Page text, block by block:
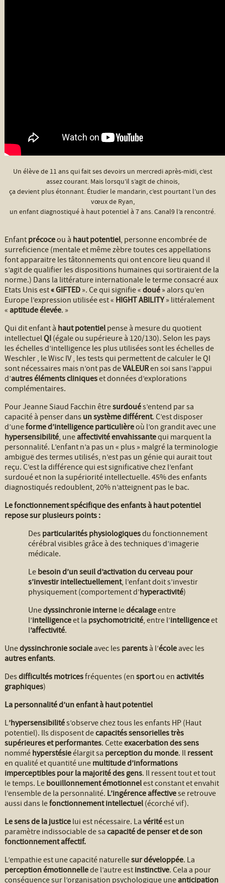
Un élève de 11 ans qui fait ses devoirs un mercredi après-midi, c’est
assez courant. Mais lorsqu’il s’agit de chinois,
ça devient plus étonnant. Étudier le mandarin, c’est pourtant l’un des
vœux de Ryan,
un enfant diagnostiqué à haut potentiel à 7 ans. Canal9 l’a rencontré.
Enfant précoceou à haut potentiel, personne encombrée de
surreficience (mentale et même zèbre toutes ces appellations
font apparaitre les tâtonnements qui ont encore lieu quand il
s’agit de qualifier les dispositions humaines qui sortiraient de la
norme.) Dans la littérature internationale le terme consacré aux
Etats Unis est« GIFTED ». Ce qui signifie «doué » alors qu’en
Europe l’expression utilisée est « HIGHT ABILITY» littéralement
«aptitude élevée. »
Qui dit enfant à haut potentiel pense à mesure du quotient
intellectuelQI (égale ou supérieure à 120/130). Selon les pays
les échelles d’intelligence les plus utilisées sont les échelles de
Weschler , le Wisc IV , les tests qui permettent de calculer le QI
sont nécessaires mais n’ont pas deVALEURen soi sans l’appui
d’autres éléments cliniqueset données d’explorations
complémentaires.
Pour Jeanne Siaud Facchin êtresurdoués’entend par sa
capacité à penser dans un système différent. C’est disposer
d’uneforme d’intelligence particulièreoù l’on grandit avec une
hypersensibilité, uneaffectivité envahissantequi marquent la
personnalité. L’enfant n’a pas un « plus » malgré la terminologie
ambiguë des termes utilisés, n’est pas un génie qui aurait tout
reçu. C’est la différence qui est significative chez l’enfant
surdoué et non la supériorité intellectuelle. 45% des enfants
diagnostiqués redoublent, 20% n’atteignent pas le bac.
Le fonctionnement spécifique des enfants à haut potentiel
repose sur plusieurs points :
Des particularités physiologiquesdu fonctionnement
cérébral visibles grâce à des techniques d’imagerie
médicale.
Le besoin d’un seuil d’activation du cerveau pour
s’investir intellectuellement, l’enfant doit s’investir
physiquement (comportement d’hyperactivité)
Unedyssinchronie interne ledécalageentre
l’intelligenceet la psychomotricité, entre l’intelligenceet
l’affectivité.
Unedyssinchronie sociale avec les parents à l’école avec les
autres enfants.
Desdifficultés motricesfréquentes (ensportou enactivités
graphiques)
La personnalité d’un enfant à haut potentiel
L’hypersensibilités’observe chez tous les enfants HP (Haut
potentiel). Ils disposent decapacités sensorielles très
supérieures et performantes. Cetteexacerbation des sens
nommé hyperstésieélargit sa perception du monde. Il ressent
en qualité et quantité une multitude d’informations
imperceptibles pour la majorité des gens. Il ressent tout et tout
le temps. Le bouillonnement émotionnelest constant et envahit
l’ensemble de la personnalité. L’ingérence affectivese retrouve
aussi dans lefonctionnement intellectuel (écorché vif).
Le sens de la justice lui est nécessaire. Lavéritéest un
paramètre indissociable de sacapacité de penser et de son
fonctionnement affectif.
L’empathie est une capacité naturellesur développée. La
perception émotionnellede l’autre est instinctive. Cela a pour
conséquence sur l’organisation psychologique uneanticipation